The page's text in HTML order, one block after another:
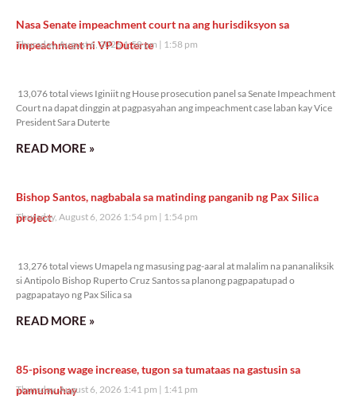
Nasa Senate impeachment court na ang hurisdiksyon sa
impeachment ni VP Duterte
Thursday, August 6, 2026 1:58 pm 1:58 pm
13,076 total views Iginiit ng House prosecution panel sa Senate Impeachment
Court na dapat dinggin at pagpasyahan ang impeachment case laban kay Vice
President Sara Duterte
READ MORE »
Bishop Santos, nagbabala sa matinding panganib ng Pax Silica
project
Thursday, August 6, 2026 1:54 pm 1:54 pm
13,276 total views Umapela ng masusing pag-aaral at malalim na pananaliksik
si Antipolo Bishop Ruperto Cruz Santos sa planong pagpapatupad o
pagpapatayo ng Pax Silica sa
READ MORE »
85-pisong wage increase, tugon sa tumataas na gastusin sa
pamumuhay
Thursday, August 6, 2026 1:41 pm 1:41 pm